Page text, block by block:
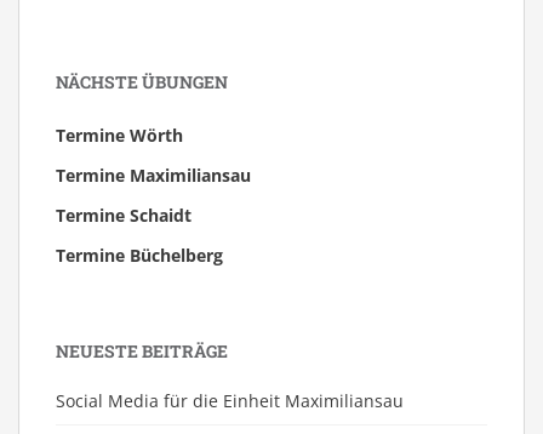
NÄCHSTE ÜBUNGEN
Termine Wörth
Termine Maximiliansau
Termine Schaidt
Termine Büchelberg
NEUESTE BEITRÄGE
Social Media für die Einheit Maximiliansau